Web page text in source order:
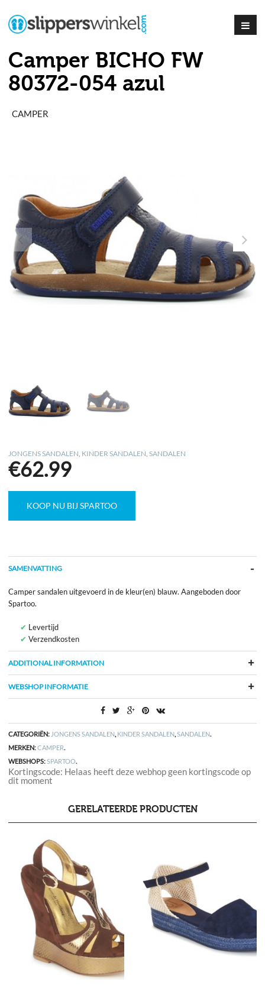
Camper BICHO FW
80372-054 azul
CAMPER
JONGENS SANDALEN KINDER SANDALEN ,SANDALEN
€62.99
KOOP NU BIJ SPARTOO
SAMENVATTING
Camper sandalen uitgevoerd in de kleur(en) blauw. Aangeboden door
Spartoo.
Levertijd
Verzendkosten
ADDITIONAL INFORMATION
WEBSHOP INFORMATIE
CATEGORIËN: JONGENS SANDALEN, KINDER SANDALEN,SANDALEN.
MERKEN:CAMPER.
WEBSHOPS:SPARTOO.
Kortingscode: Helaas heeft deze webhop geen kortingscode op
dit moment
GERELATEERDE PRODUCTEN